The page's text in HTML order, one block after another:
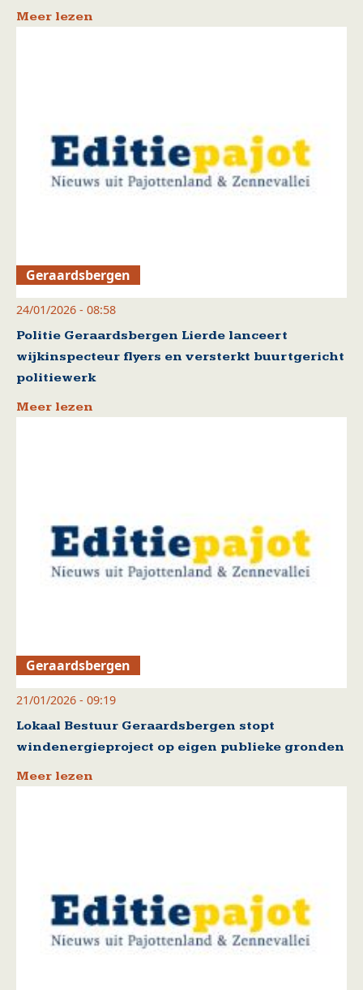
Meer lezen
Geraardsbergen
24/01/2026 - 08:58
Politie Geraardsbergen Lierde lanceert
wijkinspecteur flyers en versterkt buurtgericht
politiewerk
Meer lezen
Geraardsbergen
21/01/2026 - 09:19
Lokaal Bestuur Geraardsbergen stopt
windenergieproject op eigen publieke gronden
Meer lezen